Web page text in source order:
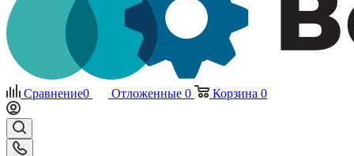
Сравнение0 Отложенные 0 Корзина 0